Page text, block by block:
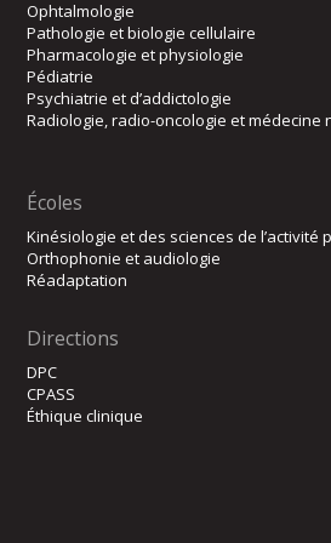
Ophtalmologie
Pathologie et biologie cellulaire
Pharmacologie et physiologie
Pédiatrie
Psychiatrie et d’addictologie
Radiologie, radio-oncologie et médecine
Écoles
Kinésiologie et des sciences de l’activité
Orthophonie et audiologie
Réadaptation
Directions
DPC
CPASS
Éthique clinique